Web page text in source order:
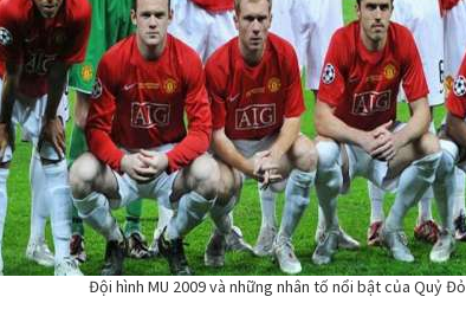
Đội hình MU 2009 và những nhân tố nổi bật của Quỷ Đỏ